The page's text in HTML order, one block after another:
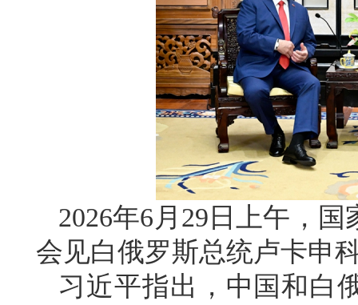
2026年6月29日上午，
会见白俄罗斯总统卢卡申
习近平指出，中国和白